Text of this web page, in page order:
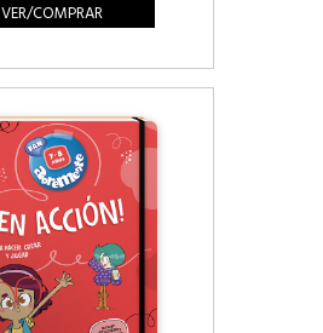
VER/COMPRAR